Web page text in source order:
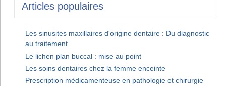
Articles populaires
Les sinusites maxillaires d'origine dentaire : Du diagnostic
au traitement
Le lichen plan buccal : mise au point
Les soins dentaires chez la femme enceinte
Prescription médicamenteuse en pathologie et chirurgie